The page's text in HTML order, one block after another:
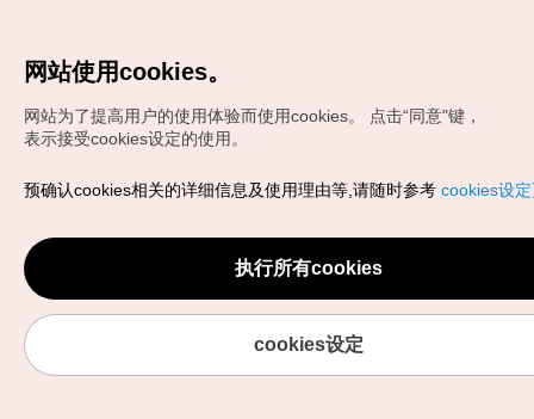
Copyrights (c) 韩国旅游发展局版权所有
VISITKOREA官方邮箱
chnsim@knto.or.kr
网站使用cookies。
网站为了提高用户的使用体验而使用cookies。
点击“同意"键，
表示接受cookies设定的使用。
预确认cookies相关的详细信息及使用理由等,请随时参考 cookies设
执行所有cookies
cookies设定